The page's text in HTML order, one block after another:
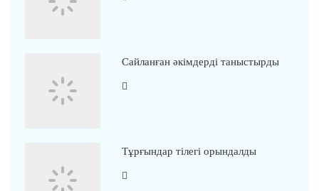
Сайланған әкімдерді таныстырды
Тұрғындар тілегі орындалды